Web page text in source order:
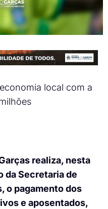
local com a
realiza, nesta
da Secretaria de
o pagamento dos
e aposentados,